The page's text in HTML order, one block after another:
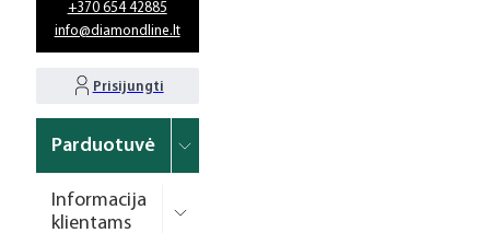
+370 654 42885
info@diamondline.lt
Prisijungti
Parduotuvė
Informacija
klientams